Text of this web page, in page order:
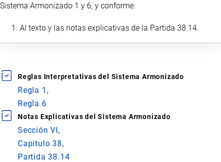
Sistema Armonizado 1 y 6, y conforme:
Al texto y las notas explicativas de la Partida 38.14.
Reglas Interpretativas del Sistema Armonizado
Regla 1
Regla 6
Notas Explicativas del Sistema Armonizado
Sección VI
Capítulo 38
Partida 38.14